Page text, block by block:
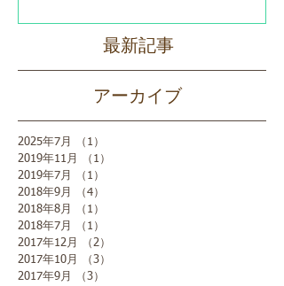
最新記事
アーカイブ
2025年7月 （1）
2019年11月
（1）
2019年7月
（1）
2018年9月
（4）
2018年8月
（1）
2018年7月
（1）
2017年12月
（2）
2017年10月
（3）
2017年9月
（3）